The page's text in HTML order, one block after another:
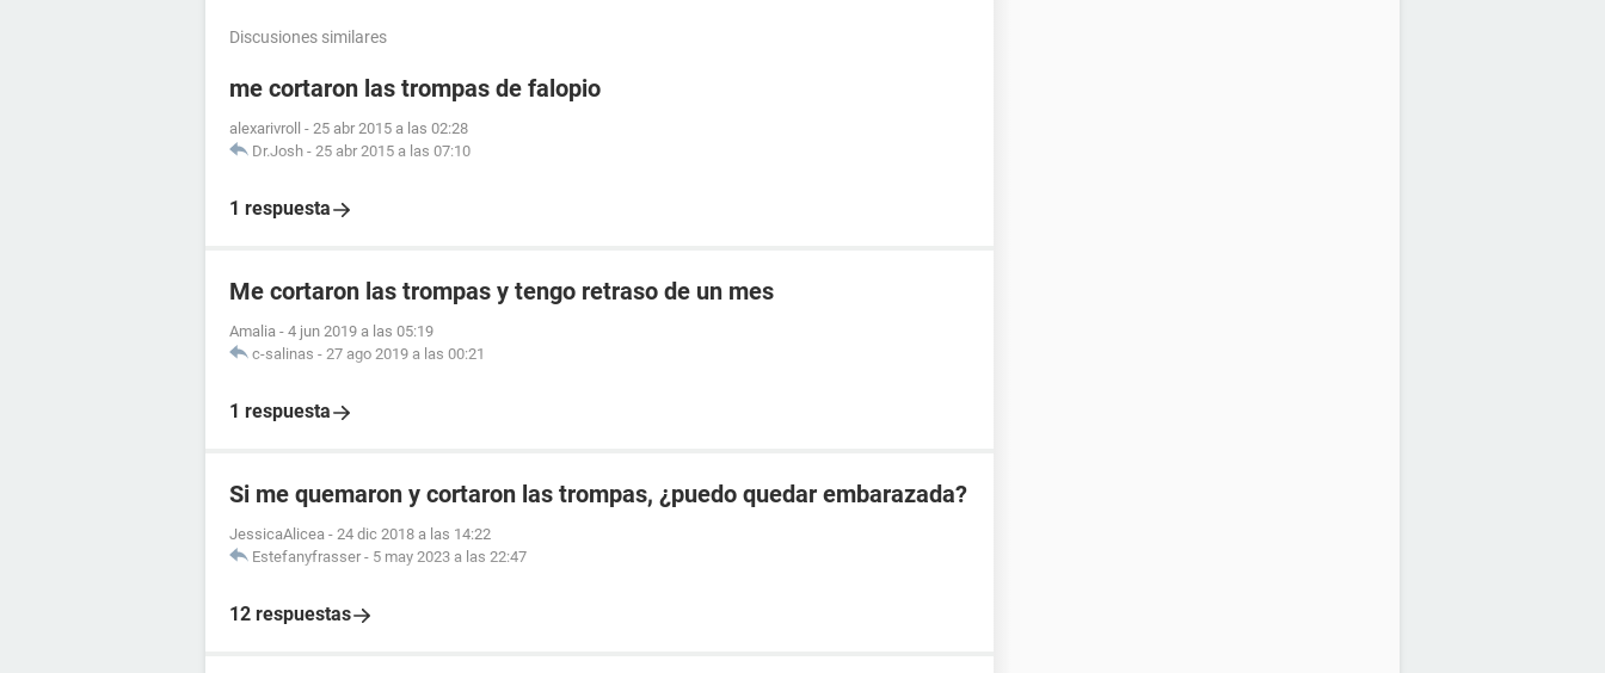
Discusiones similares
me cortaron las trompas de falopio
alexarivroll - 25 abr 2015 a las 02:28
Dr.Josh - 25 abr 2015 a las 07:10
1 respuesta
Me cortaron las trompas y tengo retraso de un mes
Amalia - 4 jun 2019 a las 05:19
c-salinas - 27 ago 2019 a las 00:21
1 respuesta
Si me quemaron y cortaron las trompas, ¿puedo quedar embarazada?
JessicaAlicea - 24 dic 2018 a las 14:22
Estefanyfrasser - 5 may 2023 a las 22:47
12 respuestas